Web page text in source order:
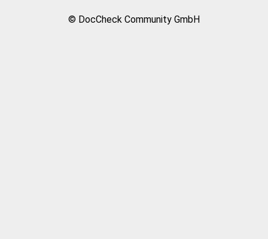
© DocCheck Community GmbH